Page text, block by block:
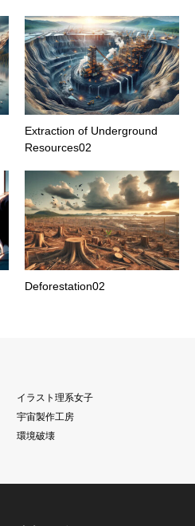
Extraction of Underground
Resources02
Deforestation02
イラスト理系女子
宇宙製作工房
環境破壊